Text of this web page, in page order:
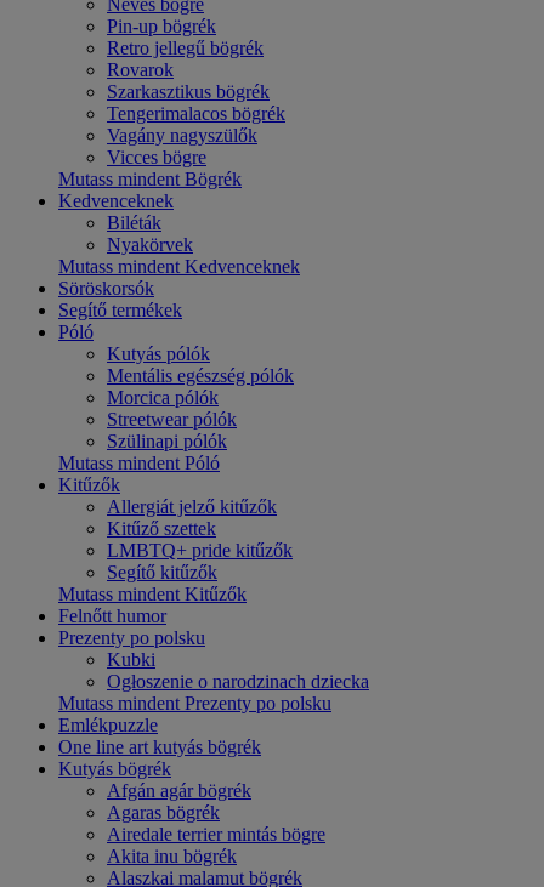
Neves bögre
Pin-up bögrék
Retro jellegű bögrék
Rovarok
Szarkasztikus bögrék
Tengerimalacos bögrék
Vagány nagyszülők
Vicces bögre
Mutass mindent Bögrék
Kedvenceknek
Biléták
Nyakörvek
Mutass mindent Kedvenceknek
Söröskorsók
Segítő termékek
Póló
Kutyás pólók
Mentális egészség pólók
Morcica pólók
Streetwear pólók
Szülinapi pólók
Mutass mindent Póló
Kitűzők
Allergiát jelző kitűzők
Kitűző szettek
LMBTQ+ pride kitűzők
Segítő kitűzők
Mutass mindent Kitűzők
Felnőtt humor
Prezenty po polsku
Kubki
Ogłoszenie o narodzinach dziecka
Mutass mindent Prezenty po polsku
Emlékpuzzle
One line art kutyás bögrék
Kutyás bögrék
Afgán agár bögrék
Agaras bögrék
Airedale terrier mintás bögre
Akita inu bögrék
Alaszkai malamut bögrék